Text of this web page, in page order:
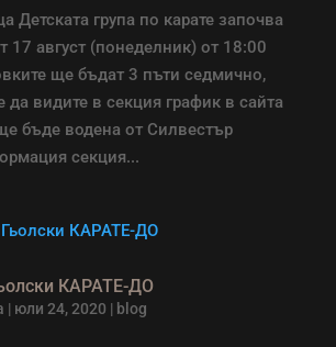
Детската група по кaрате започва
17 август (понеделник) от 18:00
ще бъдат 3 пъти седмично,
видите в секция график в сайта
бъде водена от Силвестър
секция...
КАРАТЕ-ДО
| юли 24, 2020 | blog